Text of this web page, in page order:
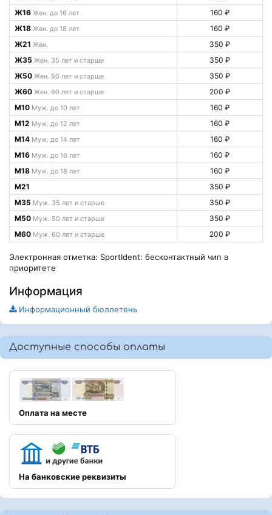
Ж16 Жен. до 16 лет
160 ₽
Ж18 Жен. до 18 лет
160 ₽
Ж21 Жен.
350 ₽
Ж35 Жен. 35 лет и старше
350 ₽
Ж50 Жен. 50 лет и старше
350 ₽
Ж60 Жен. 60 лет и старше
200 ₽
М10 Муж. до 10 лет
160 ₽
М12 Муж. до 12 лет
160 ₽
М14 Муж. до 14 лет
160 ₽
М16 Муж. до 16 лет
160 ₽
М18 Муж. до 18 лет
160 ₽
М21
350 ₽
М35 Муж. 35 лет и старше
350 ₽
М50 Муж. 50 лет и старше
350 ₽
М60 Муж. 60 лет и старше 200 ₽
Электронная отметка: SportIdent: бесконтактный чип в
приоритете
Информация
Информационный бюллетень
Доступные способы оплаты
Оплата на месте
На банковские реквизиты